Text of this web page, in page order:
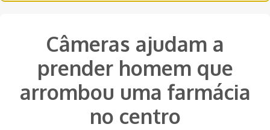
Câmeras ajudam a
prender homem que
arrombou uma farmácia
no centro